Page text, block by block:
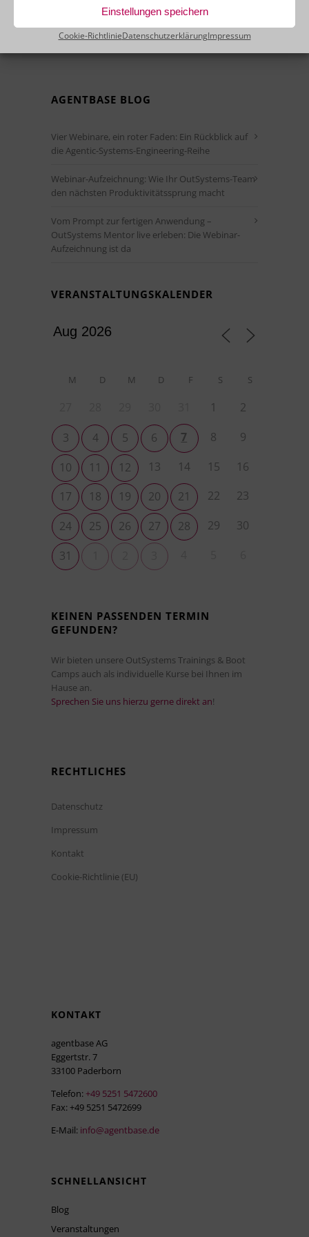
Einstellungen speichern
Cookie-RichtlinieDatenschutzerklärungImpressum
anmelden!
AGENTBASE BLOG
Vier Webinare, ein roter Faden: Ein Rückblick auf
die Agentic-Systems-Engineering-Reihe
Webinar-Aufzeichnung: Wie Ihr OutSystems-Team
den nächsten Produktivitätssprung macht
Vom Prompt zur fertigen Anwendung –
OutSystems Mentor live erleben: Die Webinar-
Aufzeichnung ist da
VERANSTALTUNGSKALENDER
M D M D F S S
1
2
3
4 5 6 7 8
9
10
11 12 13 14 15
16
17
18 19 20 21 22
23
24
25 26 27 28 29
30
31
KEINEN PASSENDEN TERMIN
GEFUNDEN?
Wir bieten unsere OutSystems Trainings & Boot
Camps auch als individuelle Kurse bei Ihnen im
Hause an.
Sprechen Sie uns hierzu gerne direkt an!
RECHTLICHES
Datenschutz
Impressum
Kontakt
Cookie-Richtlinie (EU)
KONTAKT
agentbase AG
Eggertstr. 7
33100 Paderborn
Telefon: +49 5251 5472600
Fax: +49 5251 5472699
E-Mail: info@agentbase.de
SCHNELLANSICHT
Blog
Veranstaltungen